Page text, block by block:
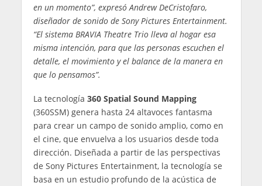
en un momento”, expresó Andrew DeCristofaro,
diseñador de sonido de Sony Pictures Entertainment.
“El sistema BRAVIA Theatre Trio lleva al hogar esa
misma intención, para que las personas escuchen el
detalle, el movimiento y el balance de la manera en
que lo pensamos”.
La tecnología 360 Spatial Sound Mapping
(360SSM) genera hasta 24 altavoces fantasma
para crear un campo de sonido amplio, como en
el cine, que envuelva a los usuarios desde toda
dirección. Diseñada a partir de las perspectivas
de Sony Pictures Entertainment, la tecnología se
basa en un estudio profundo de la acústica de